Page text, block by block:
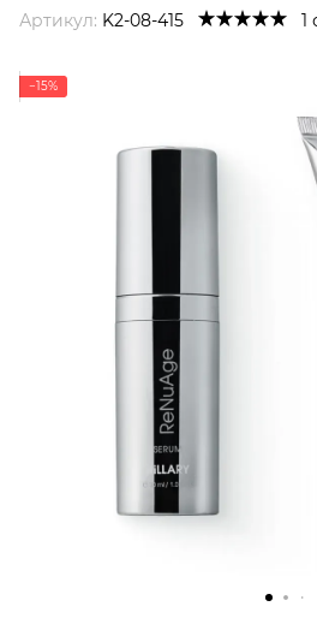
Артикул: K2-08-415 1
−15%